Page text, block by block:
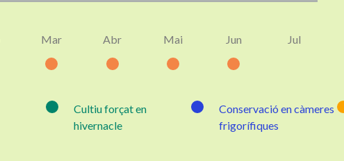
Mar Abr Mai Jun Jul
Cultiu forçat en
hivernacle
Conservació en càmeres
frigorífiques